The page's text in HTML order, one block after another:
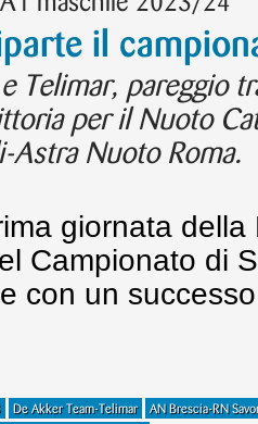
il
Telimar, pareggio
per il Nuoto
Astra Nuoto Roma.
giornata
Campionato di
con un
De Akker Team-Telimar
AN Brescia-RN